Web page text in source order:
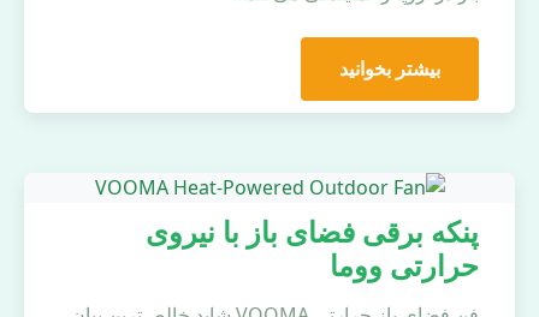
بیشتر بخوانید
پنکه برقی فضای باز با نیروی
حرارتی ووما